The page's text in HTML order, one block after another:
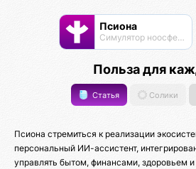
Псиона
Cимулятор ноосферы
Польза для
Статья Солики
Псиона стремиться к реализации
персональный ИИ-ассистент,
управлять бытом, финансами, здоровьем